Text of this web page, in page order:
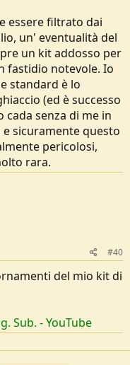
essere filtrato dai
un' eventualità del
un kit addosso per
fastidio notevole. Io
standard è lo
(ed è successo
cada senza di me in
sicuramente questo
pericolosi,
rara.
#40
del mio kit di
Sub. - YouTube